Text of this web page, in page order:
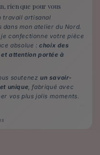
rien que pour vous
travail artisanal
dans mon atelier du Nord.
confectionne votre pièce
absolue :choix des
attention portée à
soutenez un savoir-
unique, fabriqué avec
vos plus jolis moments.